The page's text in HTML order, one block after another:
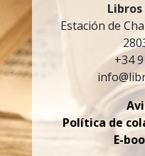
Libros
Estación de
+34
Política de
E-